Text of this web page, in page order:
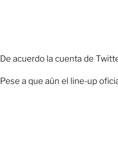
De acuerdo la cuenta de
Pese a que aún el line-up